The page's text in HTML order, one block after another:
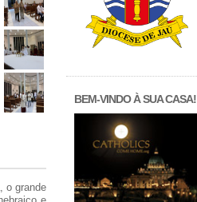
o grande
BEM-VINDO À SUA CASA!